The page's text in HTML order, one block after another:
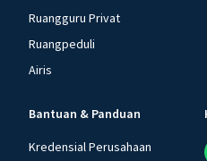
Ruangguru Privat
Ruangpeduli
Airis
Bantuan & Panduan
Kredensial Perusahaan